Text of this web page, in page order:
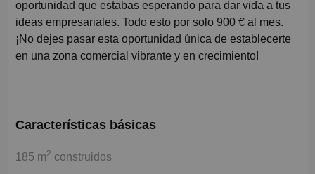
oportunidad que estabas esperando para dar vida a tus
ideas empresariales. Todo esto por solo 900 € al mes.
¡No dejes pasar esta oportunidad única de establecerte
en una zona comercial vibrante y en crecimiento!
Características básicas
185 m2 construidos